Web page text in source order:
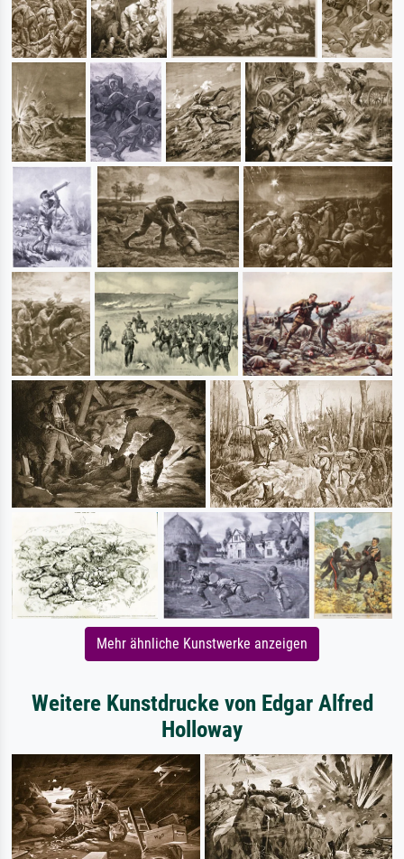
Mehr ähnliche Kunstwerke anzeigen
Weitere Kunstdrucke von Edgar Alfred
Holloway